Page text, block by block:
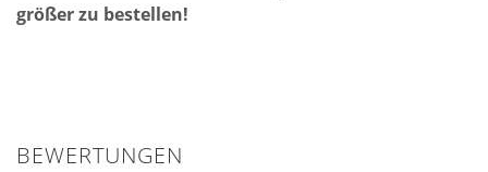
größer zu bestellen!
BEWERTUNGEN